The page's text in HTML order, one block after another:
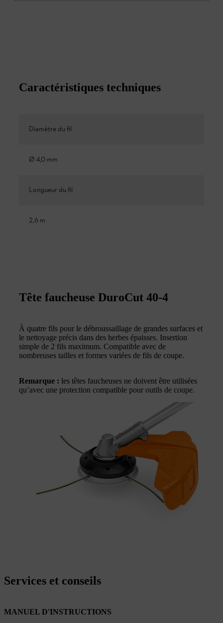
Caractéristiques techniques
Diamètre du fil
Ø 4,0 mm
Longueur du fil
2,6 m
Tête faucheuse DuroCut 40-4
À quatre fils pour le débroussaillage de grandes surfaces et
le nettoyage précis dans des herbes épaisses. Insertion
simple de 2 fils maximum. Compatible avec de
nombreuses tailles et formes variées de fils de coupe.
Remarque : les têtes faucheuses ne doivent être utilisées
qu’avec une protection compatible pour outils de coupe.
Services et conseils
MANUEL D'INSTRUCTIONS